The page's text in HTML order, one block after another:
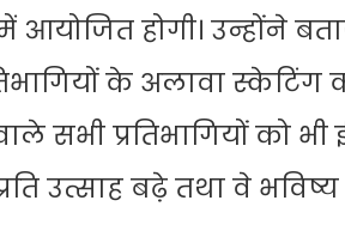
में आयोजित होगी। उन्होंने
के अलावा
सभी प्रतिभागियों को भी
उत्साह बढ़े तथा वे